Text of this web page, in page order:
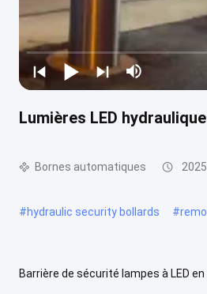
Lumières LED
Bornes automatiques
#hydraulic security bollards #
Barrière de sécurité lampes à LED